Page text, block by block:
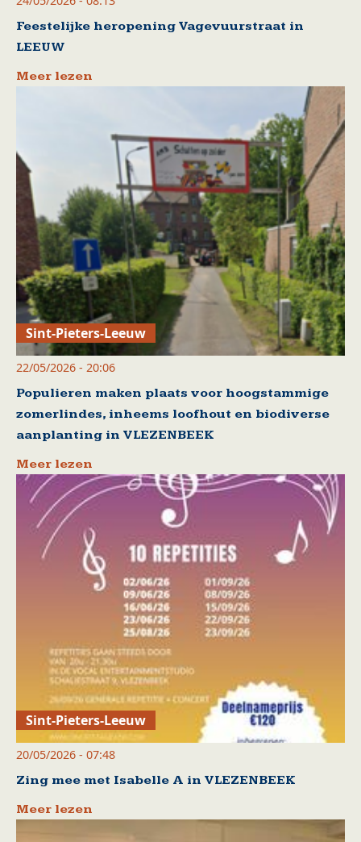
Feestelijke heropening Vagevuurstraat in
LEEUW
Meer lezen
Sint-Pieters-Leeuw
22/05/2026 - 20:06
Populieren maken plaats voor hoogstammige
zomerlindes, inheems loofhout en biodiverse
aanplanting in VLEZENBEEK
Meer lezen
Sint-Pieters-Leeuw
20/05/2026 - 07:48
Zing mee met Isabelle A in VLEZENBEEK
Meer lezen